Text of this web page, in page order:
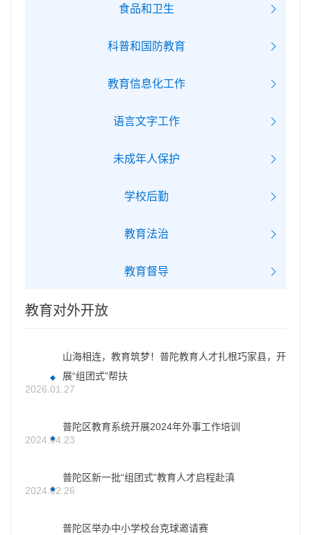
食品和卫生
科普和国防教育
教育信息化工作
语言文字工作
未成年人保护
学校后勤
教育法治
教育督导
教育对外开放
山海相连，教育筑梦！普陀教育人才扎根巧家县，开
展“组团式”帮扶
2026.01.27
普陀区教育系统开展2024年外事工作培训
2024.04.23
普陀区新一批“组团式”教育人才启程赴滇
2024.02.26
普陀区举办中小学校台克球邀请赛